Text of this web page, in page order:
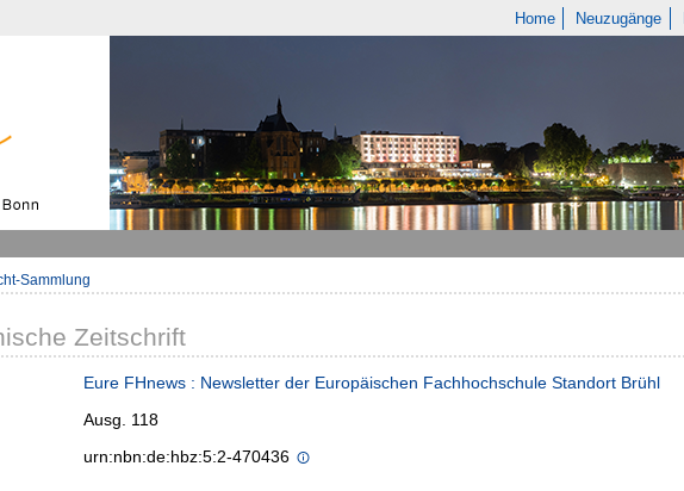
Home Neuzugänge
Sammlung
Zeitschrift
Eure FHnews : Newsletter der Europäischen Fachhochschule Standort Brühl
Ausg. 118
urn:nbn:de:hbz:5:2-470436